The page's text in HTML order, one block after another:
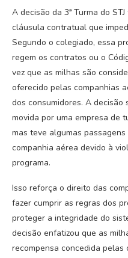
A decisão da 3ª Turma do
cláusula contratual que
Segundo o colegiado, essa
regem os contratos ou o
vez que as milhas são
oferecido pelas companhias
dos consumidores. A
movida por uma empresa de
mas teve algumas
companhia aérea devido à
programa.
Isso reforça o direito das
fazer cumprir as regras dos
proteger a integridade do
decisão enfatizou que as
recompensa concedida pelas